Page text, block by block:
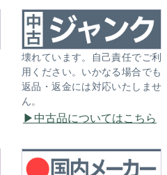
壊れています。自己責任でご利
用ください。いかなる場合でも
返品・返金には対応いたしませ
ん。
中古品についてはこちら